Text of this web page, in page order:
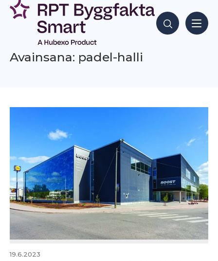
Siirry
sisältöön
Hae sisältöjä
Avainsana: padel-halli
19.6.2023